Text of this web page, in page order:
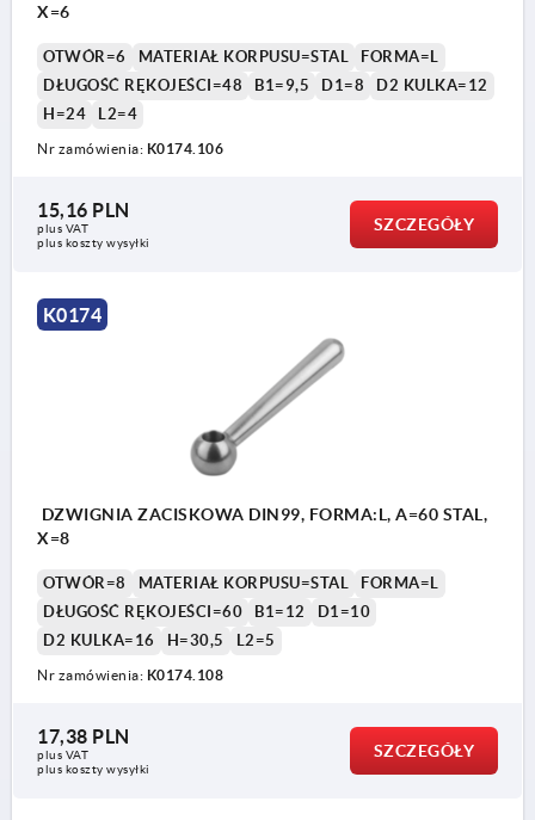
Forma N: z gwintem wewnętrznym
X=6
OTWÓR=6 MATERIAŁ KORPUSU=STAL
FORMA=L
DŁUGOŚĆ RĘKOJEŚCI=48
B1=9,5 D1=8
D2 KULKA=12
H=24
L2=4
Nr zamówienia: K0174.106
15,16 PLN
plus VAT
plus koszty wysyłki
SZCZEGÓŁY
K0174
DZWIGNIA ZACISKOWA DIN99, FORMA:L, A=60 STAL,
X=8
OTWÓR=8 MATERIAŁ KORPUSU=STAL
FORMA=L
DŁUGOŚĆ RĘKOJEŚCI=60
B1=12
D1=10
D2 KULKA=16
H=30,5 L2=5
Nr zamówienia: K0174.108
17,38 PLN
plus VAT
plus koszty wysyłki
SZCZEGÓŁY